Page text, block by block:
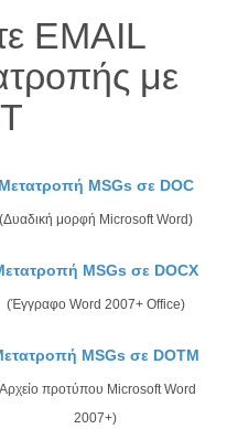
EMAIL
με
Μετατροπή MSGs σε DOC
(Δυαδική μορφή Microsoft Word)
MSGs σε DOCX
(Έγγραφο Word 2007+ Office)
MSGs σε DOTM
προτύπου Microsoft Word
2007+)